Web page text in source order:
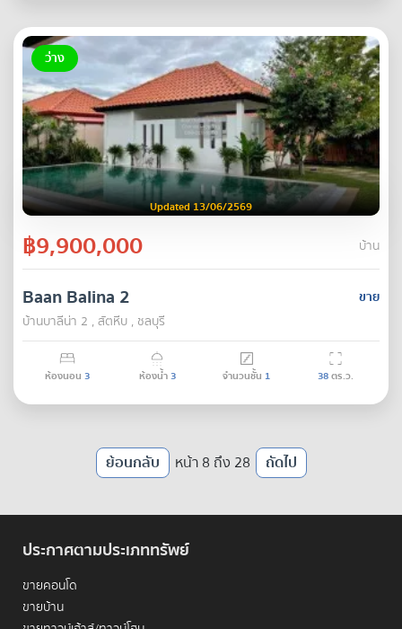
ว่าง
Updated 13/06/2569
฿9,900,000 บ้าน
ขาย
Baan Balina 2
บ้านบาลีน่า 2 , สัตหีบ , ชลบุรี
ห้องนอน 3 ห้องน้ำ3 จำนวนชั้น 1 38ตร.ว.
ย้อนกลับ หน้า 8 ถึง 28 ถัดไป
ประกาศตามประเภททรัพย์
ขายคอนโด
ขายบ้าน